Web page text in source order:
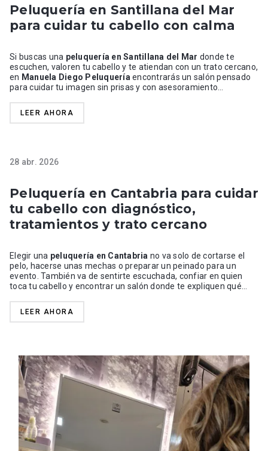
coloración, mechas, alisados, tratamientos capilares, bodas o
cuidado del cuero cabelludo.
Peluquería en Santillana del Mar
para cuidar tu cabello con calma
Si buscas una peluquería en Santillana del Mar donde te
escuchen, valoren tu cabello y te atiendan con un trato cercano,
en Manuela Diego Peluquería encontrarás un salón pensado
para cuidar tu imagen sin prisas y con asesoramiento
comoPuente San Miguel, Viveda, Queveda, Reocín,
quieres llevar y qué resultado te hará sentir cómoda de verdad.
LEER AHORA
28 abr. 2026
Peluquería en Cantabria para cuidar
tu cabello con diagnóstico,
tratamientos y trato cercano
Elegir una peluquería en Cantabria no va solo de cortarse el
pelo, hacerse unas mechas o preparar un peinado para un
evento. También va de sentirte escuchada, confiar en quien
toca tu cabello y encontrar un salón donde te expliquen qué
sencilla: cuidar el cabello con criterio, sin prisas y con un trato
principio a fin. Atendemos a clientas deSantillana del Mar,
Torrelavega, Suances, Comillas, Cabezón de la Sal, Miengo
y otras zonas de Cantabria que buscan una peluquería de
confianza para coloración, alisados, tratamientos capilares,
peinados, maquillaje y servicios para bodas o eventos.
LEER AHORA